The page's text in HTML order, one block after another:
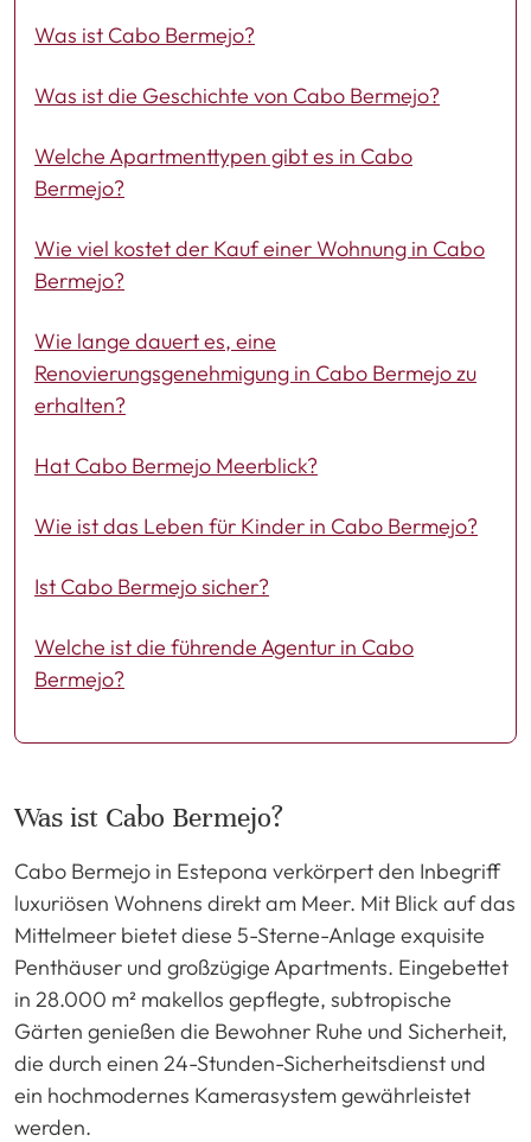
Was ist Cabo Bermejo?
Was ist die Geschichte von Cabo Bermejo?
Welche Apartmenttypen gibt es in Cabo
Bermejo?
Wie viel kostet der Kauf einer Wohnung in Cabo
Bermejo?
Wie lange dauert es, eine
Renovierungsgenehmigung in Cabo Bermejo zu
erhalten?
Hat Cabo Bermejo Meerblick?
Wie ist das Leben für Kinder in Cabo Bermejo?
Ist Cabo Bermejo sicher?
Welche ist die führende Agentur in Cabo
Bermejo?
Was ist Cabo Bermejo?
Cabo Bermejo in Estepona verkörpert den Inbegriff
luxuriösen Wohnens direkt am Meer. Mit Blick auf das
Mittelmeer bietet diese 5-Sterne-Anlage exquisite
Penthäuser und großzügige Apartments. Eingebettet
in 28.000 m² makellos gepflegte, subtropische
Gärten genießen die Bewohner Ruhe und Sicherheit,
die durch einen 24-Stunden-Sicherheitsdienst und
ein hochmodernes Kamerasystem gewährleistet
werden.